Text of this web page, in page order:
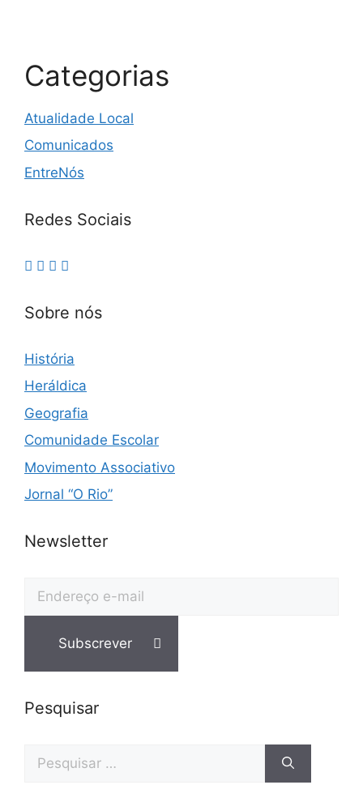
Categorias
Atualidade Local
Comunicados
EntreNós
Redes Sociais
Sobre nós
História
Heráldica
Geografia
Comunidade Escolar
Movimento Associativo
Jornal “O Rio”
Newsletter
Pesquisar
Pesquisar